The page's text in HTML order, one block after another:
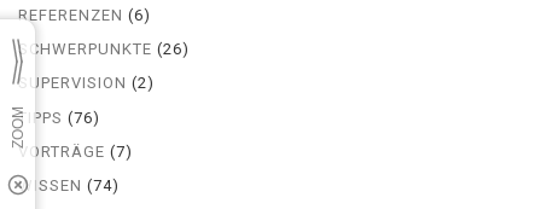
REFERENZEN (6)
SCHWERPUNKTE (26)
SUPERVISION (2)
TIPPS (76)
VORTRÄGE (7)
WISSEN (74)